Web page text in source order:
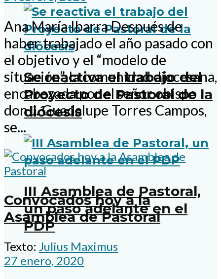
Se reactiva el trabajo del
Proyecto de Pastoral de la
diócesis
III Asamblea de Pastoral,
un paso adelante en el
PDP
Ana María Ibarra Después de
haber trabajado el año pasado con
el objetivo y el “modelo de
situación”, la comunidad diocesana,
encabezada por el señor obispo
don J. Guadalupe Torres Campos,
se...
Convocados hoy a la
Asamblea de Pastoral
Texto: Julius Maximus
27 enero, 2020